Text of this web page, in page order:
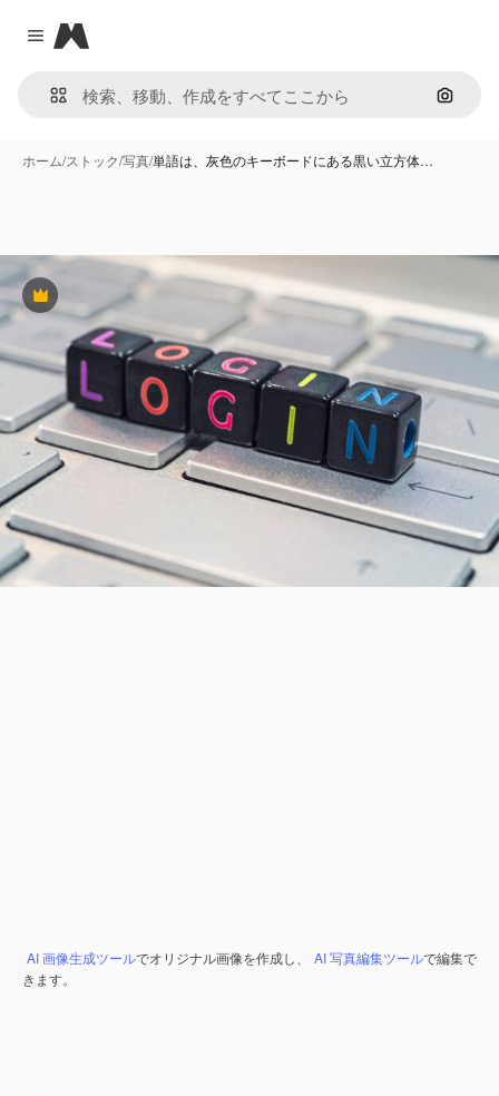
Close menu
Magnific
画像で
ホーム/ストック/写真/単語は、灰色のキーボードにある黒い立方体…
Premium
AI 画像生成ツールでオリジナル画像を作成し、 AI 写真編集ツールで編集で
きます。